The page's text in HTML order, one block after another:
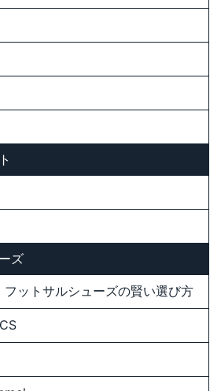
ズ
フットサルシューズの賢い選び方